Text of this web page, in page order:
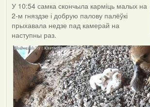
У 10:54 самка скончыла карміць малых на
2-м гняздзе і добрую палову палёўкі
прыхавала недзе пад камерай на
наступны раз.